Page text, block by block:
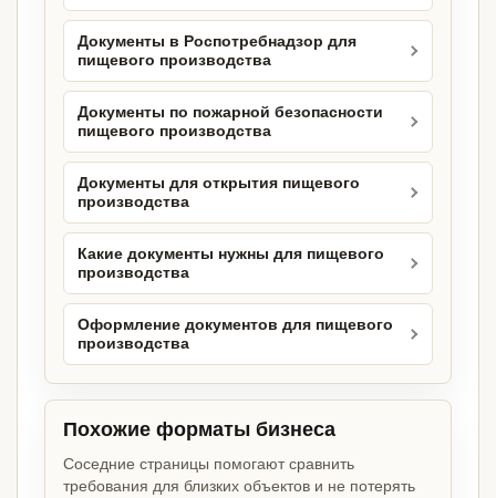
Документы в Роспотребнадзор для
пищевого производства
Документы по пожарной безопасности
пищевого производства
Документы для открытия пищевого
производства
Какие документы нужны для пищевого
производства
Оформление документов для пищевого
производства
Похожие форматы бизнеса
Соседние страницы помогают сравнить
требования для близких объектов и не потерять